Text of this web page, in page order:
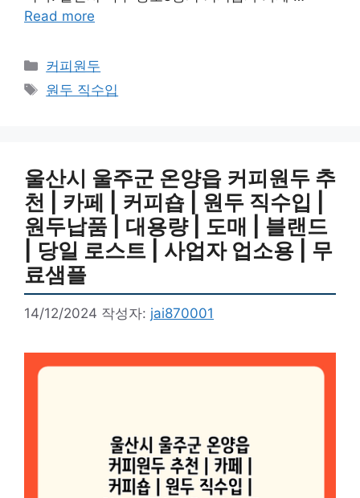
Read more
카
테
커피원두
태
원두 직수입
울산시 울주군 온양읍 커피원두 추
천 | 카페 | 커피숍 | 원두 직수입 |
원두납품 | 대용량 | 도매 | 블랜드
| 당일 로스트 | 사업자 업소용 | 무
료샘플
14/12/2024 작성자: jai870001